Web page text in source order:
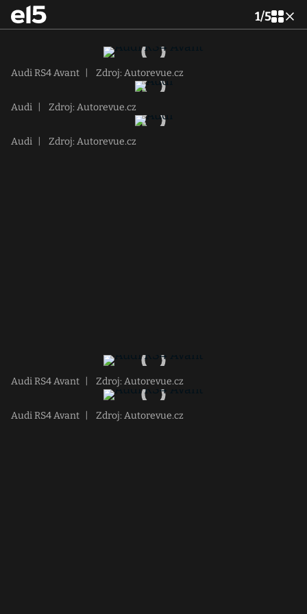
1/5
Audi RS4 Avant Zdroj: Autorevue.cz
Audi Zdroj: Autorevue.cz
Audi Zdroj: Autorevue.cz
Audi RS4 Avant Zdroj: Autorevue.cz
Audi RS4 Avant Zdroj: Autorevue.cz